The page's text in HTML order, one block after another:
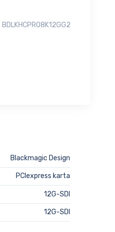
BDLKHCPRO8K12GG2
Blackmagic Design
PCIexpress karta
12G-SDI
12G-SDI